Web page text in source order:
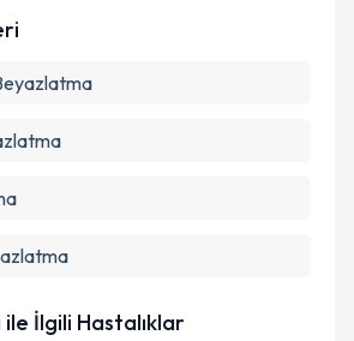
işlenmesine ilişkin
Takvim Talebini Gönder
İlgili Hastalıklar